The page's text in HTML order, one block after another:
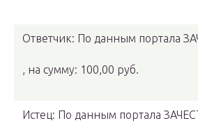
Ответчик: По данным портала
, на сумму: 100,00 руб.
Истец: По данным портала